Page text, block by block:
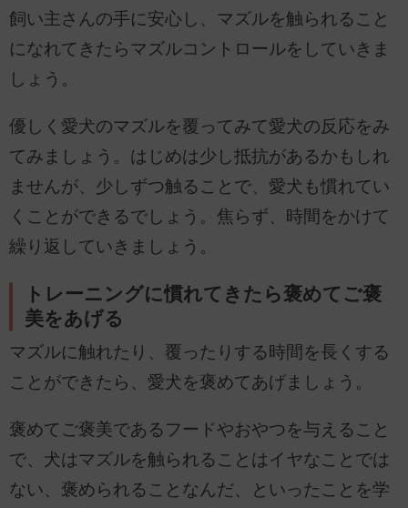
飼い主さんの手に安心し、マズルを触られること
になれてきたらマズルコントロールをしていきま
しょう。
優しく愛犬のマズルを覆ってみて愛犬の反応をみ
てみましょう。はじめは少し抵抗があるかもしれ
ませんが、少しずつ触ることで、愛犬も慣れてい
くことができるでしょう。焦らず、時間をかけて
繰り返していきましょう。
トレーニングに慣れてきたら褒めてご褒
美をあげる
マズルに触れたり、覆ったりする時間を長くする
ことができたら、愛犬を褒めてあげましょう。
褒めてご褒美であるフードやおやつを与えること
で、犬はマズルを触られることはイヤなことでは
ない、褒められることなんだ、といったことを学